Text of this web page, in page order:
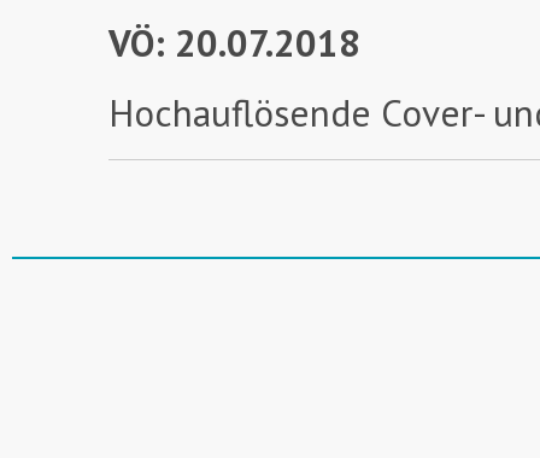
VÖ: 20.07.2018
Hochauflösende Cover-